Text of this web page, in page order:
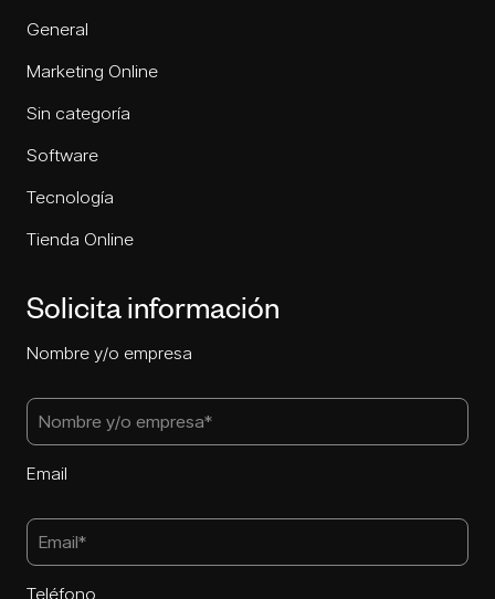
General
Marketing Online
Sin categoría
Software
Tecnología
Tienda Online
Solicita información
Nombre y/o empresa
Email
Teléfono